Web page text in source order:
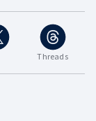
Threads